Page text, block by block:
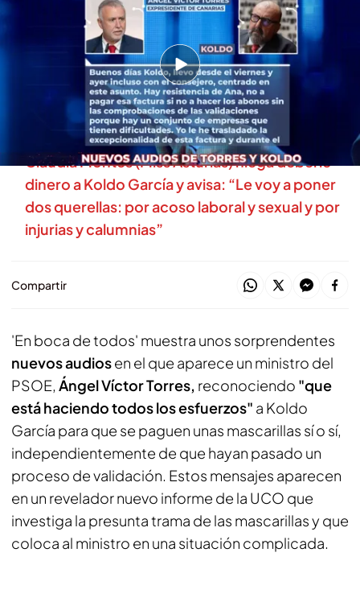
En boca de todos
04 NOV 2025 - 14:23h.
Koldo García a Ángel Víctor Torres: "Te lo
agradeceré en carne y te pondré puentes y
carreteras"
Claudia Montes (Miss Asturias) niega deberle
dinero a Koldo García y avisa: “Le voy a poner
dos querellas: por acoso laboral y sexual y por
injurias y calumnias”
Compartir
'En boca de todos' muestra unos sorprendentes
nuevos audiosen el que aparece un ministro del
PSOE, Ángel Víctor Torres, reconociendo "que
está haciendo todos los esfuerzos" a Koldo
García para que se paguen unas mascarillas sí o sí,
independientemente de que hayan pasado un
proceso de validación. Estos mensajes aparecen
en un revelador nuevo informe de la UCO que
investiga la presunta trama de las mascarillas y que
coloca al ministro en una situación complicada.